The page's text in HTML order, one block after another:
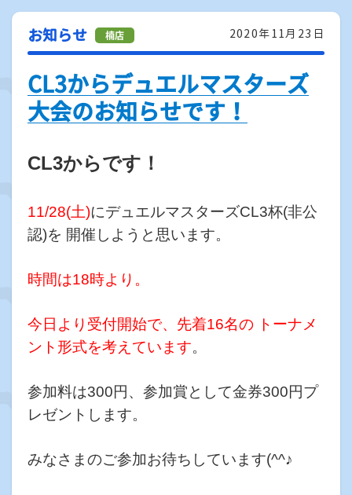
2020年11月23日
お知らせ
CL3からデュエルマスターズ
大会のお知らせです！
CL3からです！
11/28(土)にデュエルマスターズCL3杯(非公
認)を 開催しようと思います。
時間は18時より。
今日より受付開始で、先着16名の トーナメ
ント形式を考えています。
参加料は300円、参加賞として金券300円プ
レゼントします。
みなさまのご参加お待ちしています(^^♪